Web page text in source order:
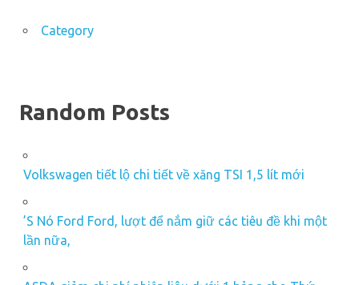
Category
Random Posts
Volkswagen tiết lộ chi tiết về xăng TSI 1,5 lít mới
’S Nó Ford Ford, lượt để nắm giữ các tiêu đề khi một
lần nữa,